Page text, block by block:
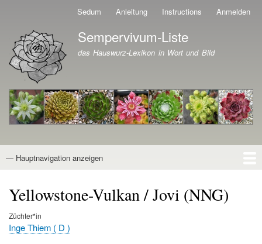
Direkt
zum
Inhalt
Sedum Anleitung Instructions Anmelden
Branding der Website
Sempervivum-Liste
das Hauswurz-Lexikon in Wort und Bild
Hauptnavigation
— Hauptnavigation anzeigen
Yellowstone-Vulkan / Jovi (NNG)
Züchter*in
Inge Thiem ( D )